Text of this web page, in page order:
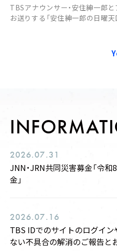
LIVE
TBSアナウンサー・安住紳一郎
お送りする「安住紳一郎の日曜天
2026.07.31
JNN・JRN共同災害募金「令
金」
2026.07.16
TBS IDでのサイトのログイ
ない不具合の解消のご報告と